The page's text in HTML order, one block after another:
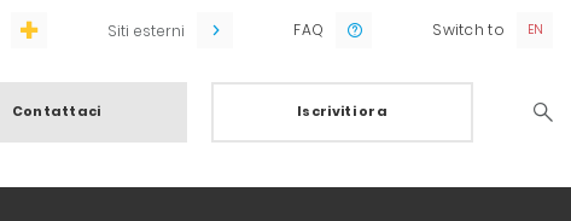
Siti esterni FAQ Switch to
Contattaci Iscriviti ora